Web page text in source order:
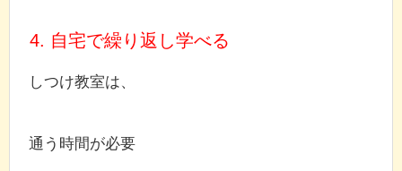
4. 自宅で繰り返し学べる
しつけ教室は、
通う時間が必要